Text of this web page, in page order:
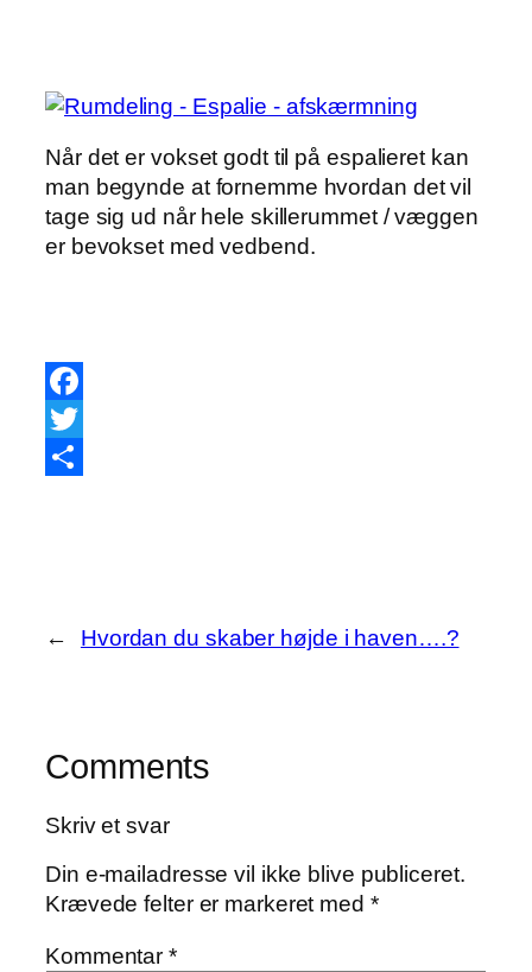
Når det er vokset godt til på espalieret kan
man begynde at fornemme hvordan det vil
tage sig ud når hele skillerummet / væggen
er bevokset med vedbend.
Facebook
Twitter
← Hvordan du skaber højde i haven….?
Comments
Skriv et svar
Din e-mailadresse vil ikke blive publiceret.
Krævede felter er markeret med *
Kommentar*